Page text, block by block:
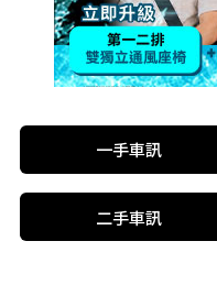
一手車訊
二手車訊